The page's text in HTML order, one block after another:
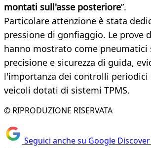
montati sull'asse posteriore”.
Particolare attenzione è stata
pressione di gonfiaggio. Le prove
hanno mostrato come pneumatici
precisione e sicurezza di guida,
l'importanza dei controlli periodici
veicoli dotati di sistemi TPMS.
© RIPRODUZIONE RISERVATA
Seguici anche su Google